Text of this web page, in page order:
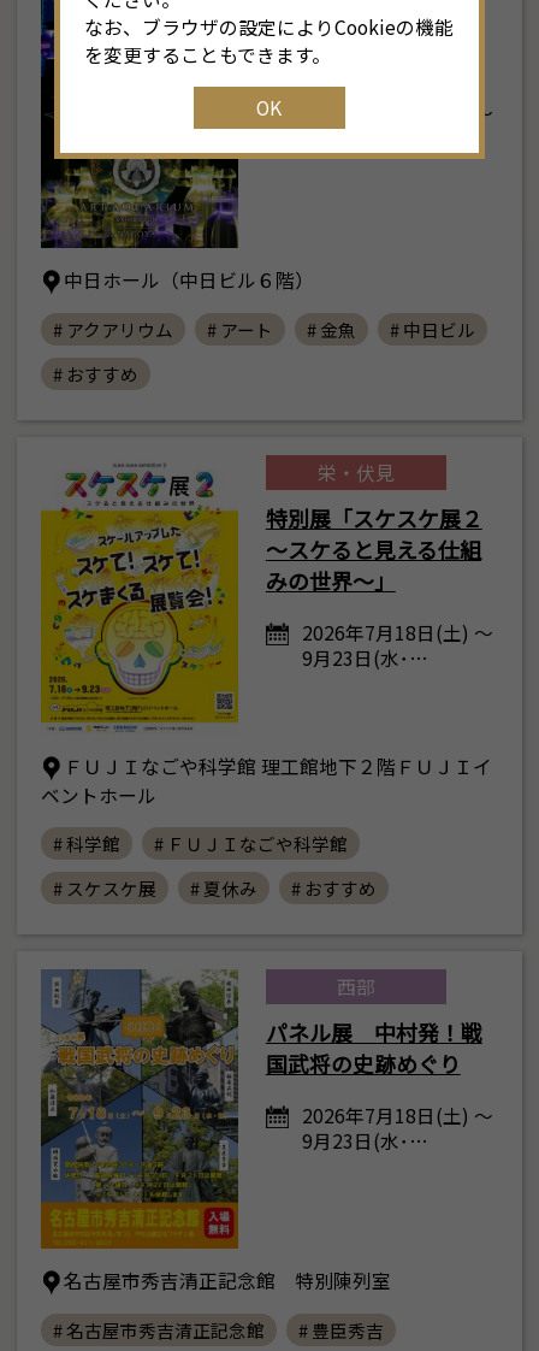
アートアクアリウム展
名古屋2026
2026年7月24日(金) ～
9月23日(水･…
中日ホール（中日ビル６階）
# アクアリウム # アート # 金魚
# 中日ビル
# おすすめ
栄・伏見
特別展「スケスケ展２
～スケると見える仕組
みの世界～」
2026年7月18日(土) ～
9月23日(水･…
ＦＵＪＩなごや科学館 理工館地下２階ＦＵＪＩイ
ベントホール
# 科学館
# ＦＵＪＩなごや科学館
# スケスケ展
# 夏休み # おすすめ
西部
パネル展 中村発！戦
国武将の史跡めぐり
2026年7月18日(土) ～
9月23日(水･…
名古屋市秀吉清正記念館 特別陳列室
# 名古屋市秀吉清正記念館
# 豊臣秀吉
なお、ブラウザの設定によりCookieの機能
を変更することもできます。
OK